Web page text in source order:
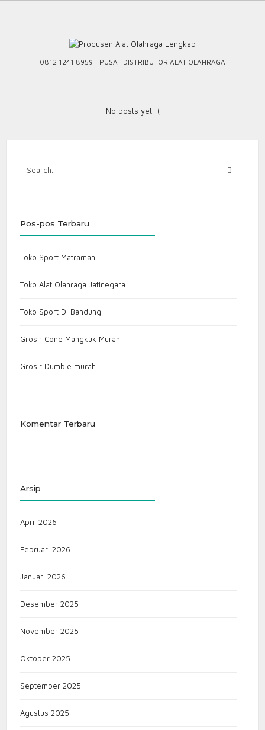
0812 1241 8959 | PUSAT DISTRIBUTOR ALAT OLAHRAGA
No posts yet :(
Pos-pos Terbaru
Toko Sport Matraman
Toko Alat Olahraga Jatinegara
Toko Sport Di Bandung
Grosir Cone Mangkuk Murah
Grosir Dumble murah
Komentar Terbaru
Arsip
April 2026
Februari 2026
Januari 2026
Desember 2025
November 2025
Oktober 2025
September 2025
Agustus 2025